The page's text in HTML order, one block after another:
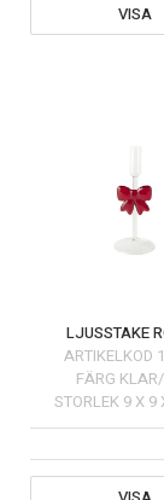
VISA
LJUSSTAKE
ARTIKELKOD
FÄRG
STORLEK 9 X 9